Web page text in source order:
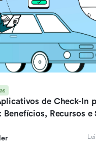
de Check-In
Benefícios, Recursos e